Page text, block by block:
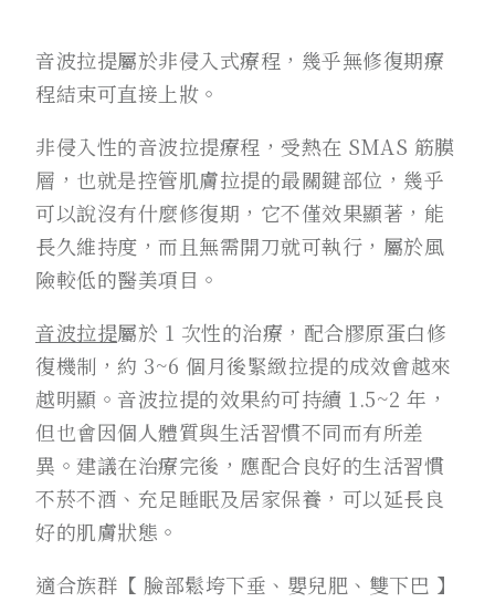
音波拉提屬於非侵入式療程，幾乎無修復期療
程結束可直接上妝。
非侵入性的音波拉提療程，受熱在 SMAS 筋膜
層，也就是控管肌膚拉提的最關鍵部位，幾乎
可以說沒有什麼修復期，它不僅效果顯著，能
長久維持度，而且無需開刀就可執行，屬於風
險較低的醫美項目。
音波拉提屬於 1 次性的治療，配合膠原蛋白修
復機制，約 3~6 個月後緊緻拉提的成效會越來
越明顯。音波拉提的效果約可持續 1.5~2 年，
但也會因個人體質與生活習慣不同而有所差
異。建議在治療完後，應配合良好的生活習慣
不菸不酒、充足睡眠及居家保養，可以延長良
好的肌膚狀態。
適合族群【 臉部鬆垮下垂、嬰兒肥、雙下巴 】